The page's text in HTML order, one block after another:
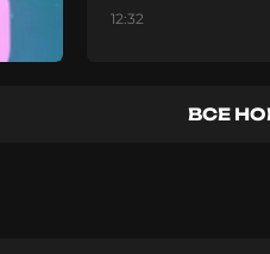
12:32
ВСЕ